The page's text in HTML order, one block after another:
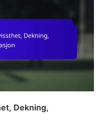
Dekning,